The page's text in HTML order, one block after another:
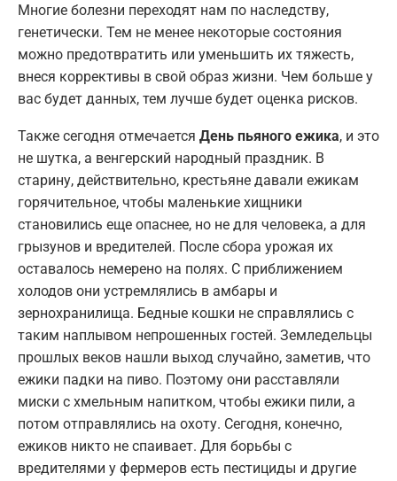
Многие болезни переходят нам по наследству,
генетически. Тем не менее некоторые состояния
можно предотвратить или уменьшить их тяжесть,
внеся коррективы в свой образ жизни. Чем больше у
вас будет данных, тем лучше будет оценка рисков.
Также сегодня отмечается День пьяного ежика, и это
не шутка, а венгерский народный праздник. В
старину, действительно, крестьяне давали ежикам
горячительное, чтобы маленькие хищники
становились еще опаснее, но не для человека, а для
грызунов и вредителей. После сбора урожая их
оставалось немерено на полях. С приближением
холодов они устремлялись в амбары и
зернохранилища. Бедные кошки не справлялись с
таким наплывом непрошенных гостей. Земледельцы
прошлых веков нашли выход случайно, заметив, что
ежики падки на пиво. Поэтому они расставляли
миски с хмельным напитком, чтобы ежики пили, а
потом отправлялись на охоту. Сегодня, конечно,
ежиков никто не спаивает. Для борьбы с
вредителями у фермеров есть пестициды и другие